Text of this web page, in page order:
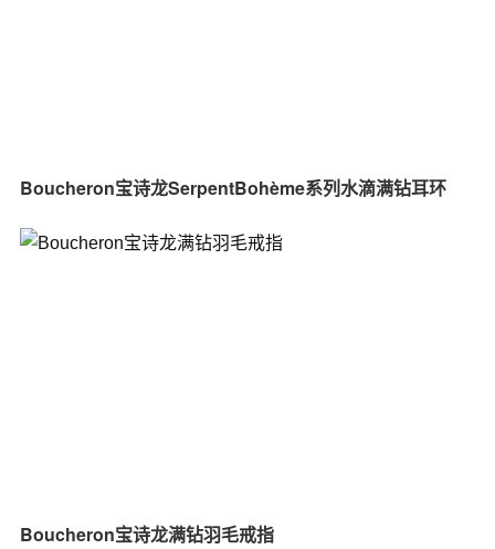
Boucheron宝诗龙SerpentBohème系列水滴满钻耳环
Boucheron宝诗龙满钻羽毛戒指